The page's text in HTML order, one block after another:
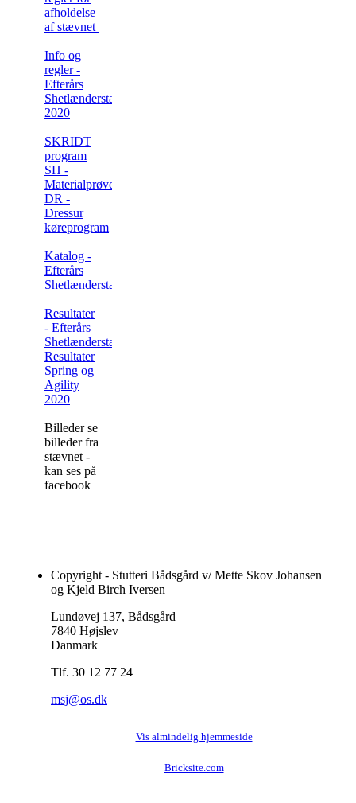
afholdelse
af stævnet
Info og
regler -
Efterårs
Shetlænderstævne
2020
SKRIDT
program
SH -
Materialprøveprogram
DR -
Dressur
køreprogram
Katalog -
Efterårs
Shetlænderstævne 2020
Resultater
- Efterårs
Shetlænderstævne 2020
Resultater
Spring og
Agility
2020
Billeder se
billeder fra
stævnet -
kan ses på
facebook
Copyright - Stutteri Bådsgård v/ Mette Skov Johansen
og Kjeld Birch Iversen
Lundøvej 137, Bådsgård
7840 Højslev
Danmark
Tlf. 30 12 77 24
msj@os.dk
Vis almindelig hjemmeside
Bricksite.com